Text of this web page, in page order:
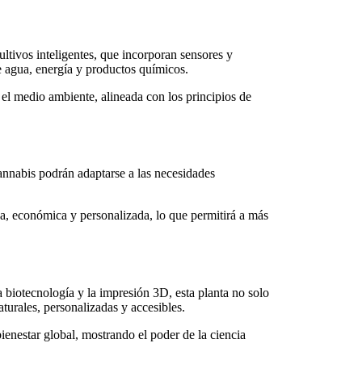
inteligentes, que incorporan sensores y
energía y productos químicos.
medio ambiente, alineada con los principios de
podrán adaptarse a las necesidades
económica y personalizada, lo que permitirá a más
y la impresión 3D, esta planta no solo
personalizadas y accesibles.
global, mostrando el poder de la ciencia